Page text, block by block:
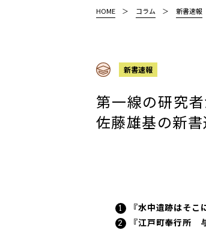
HOME コラム 新書速報
新書速報
第一線の研究
佐藤雄基の新書
『水中遺跡はそ
『江戸町奉行所